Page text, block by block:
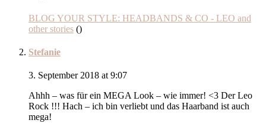
BLOG YOUR STYLE: HEADBANDS & CO - LEO and
other stories ()
Stefanie
3. September 2018 at 9:07
Ahhh – was für ein MEGA Look – wie immer! <3 Der Leo
Rock !!! Hach – ich bin verliebt und das Haarband ist auch
mega!